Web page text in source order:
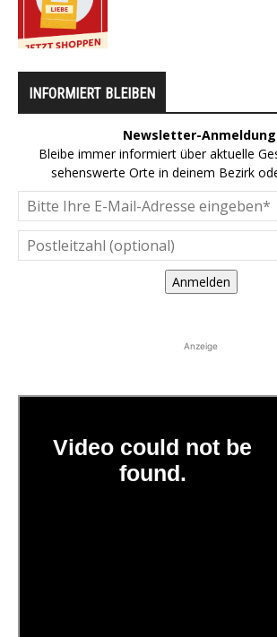
INFORMIERT BLEIBEN
Newsletter-
Bleibe immer informiert über aktuelle
sehenswerte Orte in deinem Bezirk
Anmelden
Anzeige